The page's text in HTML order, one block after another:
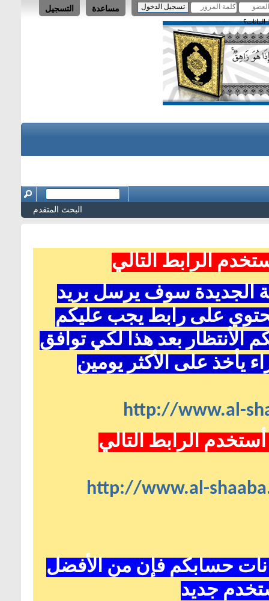
التسجيل مساعدة
البحث المتقدم
الرابط التالي
الجديدة سوف يرسل بريد
على رابط يجب عليكم
بعد هذا لكي توافق
يأخذ على الأكثر يومين
http://www.al-
الرابط التالي
http://www.al-
حسابكم فإن من الأفضل
جديد